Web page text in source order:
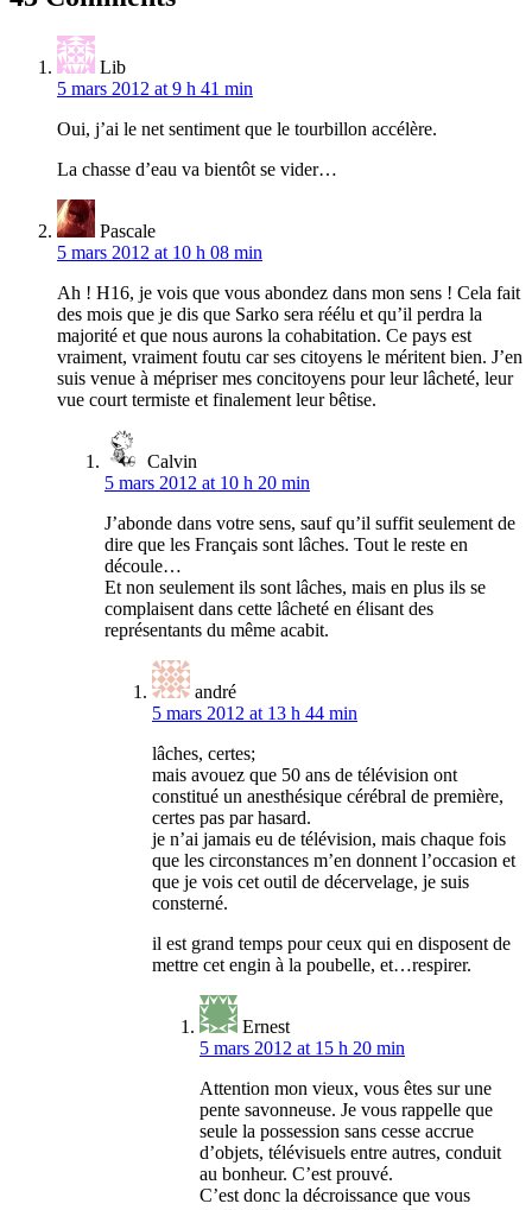
Lib
5 mars 2012 at 9 h 41 min
Oui, j’ai le net sentiment que le tourbillon accélère.
La chasse d’eau va bientôt se vider…
Pascale
5 mars 2012 at 10 h 08 min
Ah ! H16, je vois que vous abondez dans mon sens ! Cela fait
des mois que je dis que Sarko sera réélu et qu’il perdra la
majorité et que nous aurons la cohabitation. Ce pays est
vraiment, vraiment foutu car ses citoyens le méritent bien. J’en
suis venue à mépriser mes concitoyens pour leur lâcheté, leur
vue court termiste et finalement leur bêtise.
Calvin
5 mars 2012 at 10 h 20 min
J’abonde dans votre sens, sauf qu’il suffit seulement de
dire que les Français sont lâches. Tout le reste en
découle…
Et non seulement ils sont lâches, mais en plus ils se
complaisent dans cette lâcheté en élisant des
représentants du même acabit.
andré
5 mars 2012 at 13 h 44 min
lâches, certes;
mais avouez que 50 ans de télévision ont
constitué un anesthésique cérébral de première,
certes pas par hasard.
je n’ai jamais eu de télévision, mais chaque fois
que les circonstances m’en donnent l’occasion et
que je vois cet outil de décervelage, je suis
consterné.
il est grand temps pour ceux qui en disposent de
mettre cet engin à la poubelle, et…respirer.
Ernest
5 mars 2012 at 15 h 20 min
Attention mon vieux, vous êtes sur une
pente savonneuse. Je vous rappelle que
seule la possession sans cesse accrue
d’objets, télévisuels entre autres, conduit
au bonheur. C’est prouvé.
C’est donc la décroissance que vous